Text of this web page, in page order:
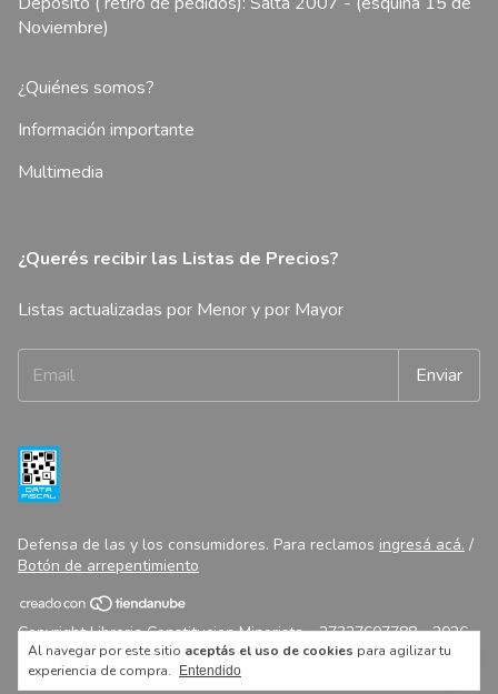
Al navegar por este sitio aceptás el uso de cookies para agilizar tu
experiencia de compra.
Entendido
Noviembre)
¿Quiénes somos?
Información importante
Multimedia
¿Querés recibir las Listas de Precios?
Listas actualizadas por Menor y por Mayor
Defensa de las y los consumidores. Para reclamos ingresá acá. /
Botón de arrepentimiento
Copyright Libreria Constitucion Minorista - 27327607788 - 2026.
Todos los derechos reservados.